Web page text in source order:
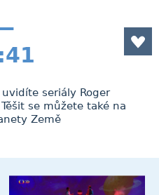
seriály Roger
se můžete také na
Země